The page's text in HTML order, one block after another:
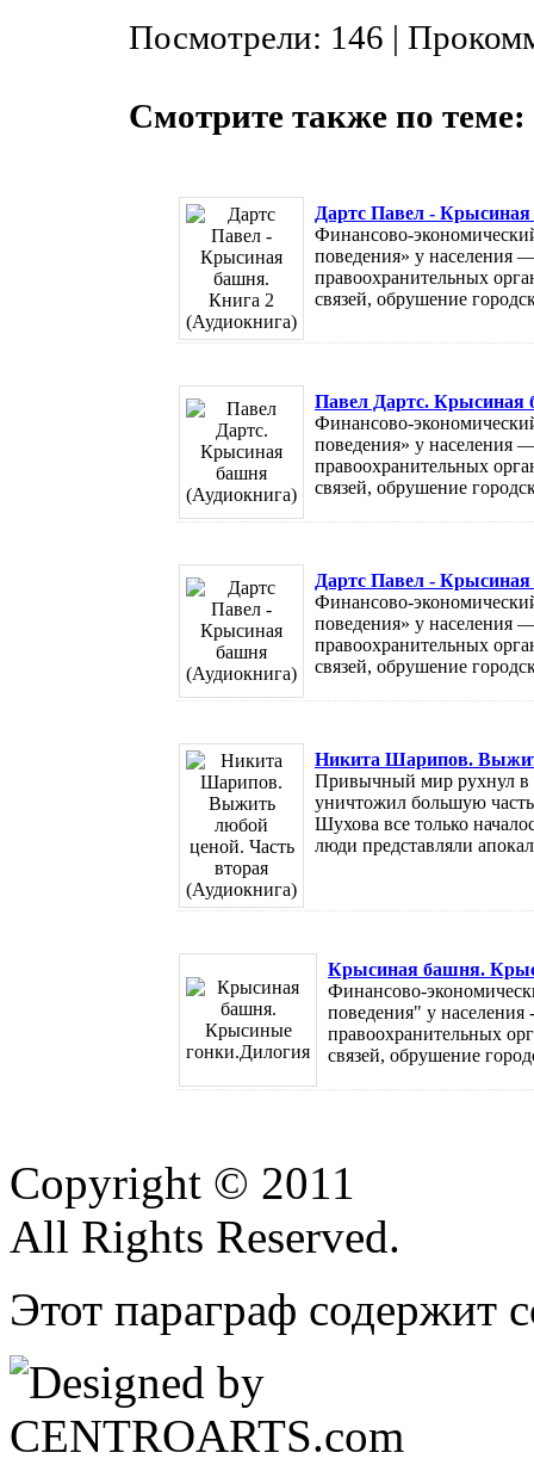
Посмотрели: 146 |
Смотрите также по теме:
Дартс Павел -
Финансово-
поведения» у населения
правоохранительных
связей, обрушение
Павел Дартс. Крысиная
Финансово-
поведения» у населения
правоохранительных
связей, обрушение
Дартс Павел -
Финансово-
поведения» у населения
правоохранительных
связей, обрушение
Никита Шарипов.
Привычный мир рухнул в
уничтожил большую
Шухова все только
люди представляли
Крысиная башня.
Финансово-
поведения" у населения
правоохранительных
связей, обрушение
Copyright © 2011
All Rights Reserved.
Этот параграф содержит